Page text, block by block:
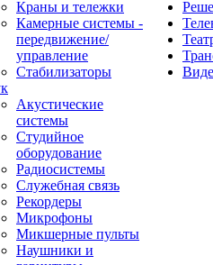
Краны и тележки
Камерные системы -
передвижение/
управление
Стабилизаторы
Акустические
системы
Студийное
оборудование
Радиосистемы
Служебная связь
Рекордеры
Микрофоны
Микшерные пульты
Наушники и